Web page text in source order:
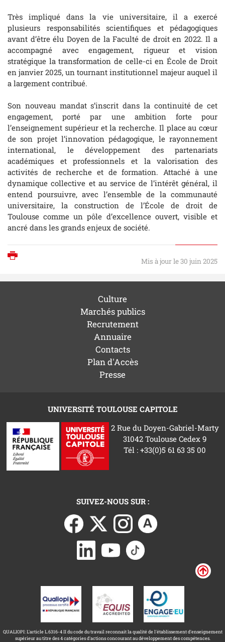
Très impliqué dans la vie universitaire, il a exercé
plusieurs responsabilités scientifiques et pédagogiques
avant d’être élu Doyen de la Faculté de droit en 2022. Il a
accompagné avec engagement, rigueur et vision
stratégique la transformation de celle-ci en École de Droit
en janvier 2025, un tournant institutionnel majeur auquel il
a largement contribué.
Son nouveau mandat s’inscrit dans la continuité de cet
engagement, porté par une ambition forte pour
l’enseignement supérieur et la recherche. Il place au cœur
de son projet l’innovation pédagogique, le rayonnement
international, le développement des partenariats
académiques et professionnels et la valorisation des
activités de recherche et de formation. Attaché à une
dynamique collective et au service de l’intérêt général, il
entend poursuivre, avec l’ensemble de la communauté
universitaire, la construction de l’École de droit de
Toulouse comme un pôle d’excellence ouvert, visible et
ancré dans les grands enjeux de société.
Mis à jour le 30 juin 2025
Culture
Marchés publics
Recrutement
Annuaire
Contacts
Plan d'Accès
Presse
UNIVERSITÉ TOULOUSE CAPITOLE
2 Rue du Doyen-Gabriel-Marty
31042 Toulouse Cedex 9
Tél : +33(0)5 61 63 35 00
SUIVEZ-NOUS SUR :
QUALIOPI: L'article L.6316-4 II du code du travail reconnait la qualité de l'établissement d'enseignement
supérieur au titre des 4 catégories d'actions concourant au développement des compétences.